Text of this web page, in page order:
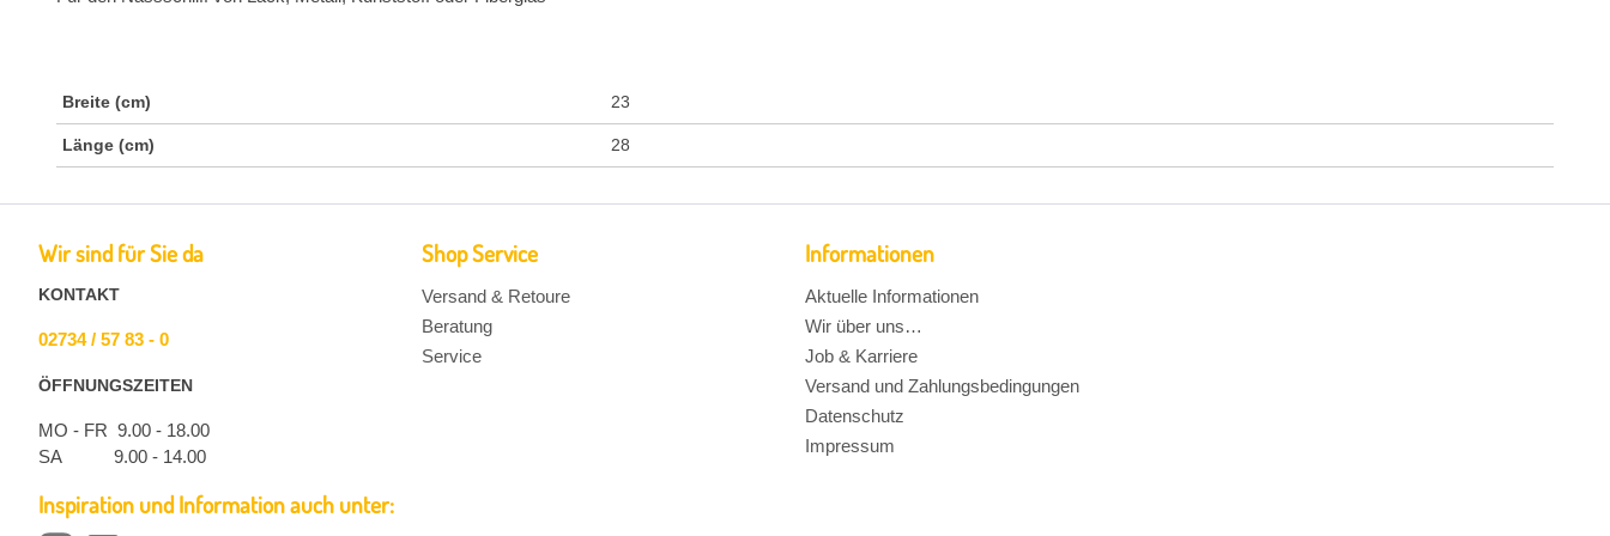
Breite (cm) 23
Länge (cm) 28
Wir sind für Sie da
KONTAKT
02734 / 57 83 - 0
ÖFFNUNGSZEITEN
MO - FR 9.00 - 18.00
SA 9.00 - 14.00
Inspiration und Information auch unter:
Shop Service
Versand & Retoure
Beratung
Service
Informationen
Aktuelle Informationen
Wir über uns…
Job & Karriere
Versand und Zahlungsbedingungen
Datenschutz
Impressum